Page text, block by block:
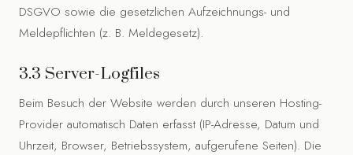
DSGVO sowie die gesetzlichen Aufzeichnungs- und
Meldepflichten (z. B. Meldegesetz).
3.3 Server-Logfiles
Beim Besuch der Website werden durch unseren Hosting-
Provider automatisch Daten erfasst (IP-Adresse, Datum und
Uhrzeit, Browser, Betriebssystem, aufgerufene Seiten). Die